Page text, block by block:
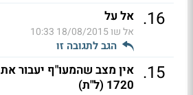
16
. אל על
אל שו18/08/2015 10:33
הגב לתגובה זו
15
. אין מצב שהמעו"ף יעבור את
1720 (ל"ת)